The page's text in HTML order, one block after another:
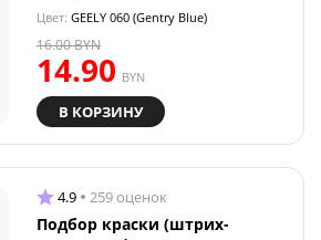
Цвет: GEELY 060 (Gentry Blue)
14.90 BYN
16.00BYN
В КОРЗИНУ
4.9 259 оценок
Подбор краски (штрих-